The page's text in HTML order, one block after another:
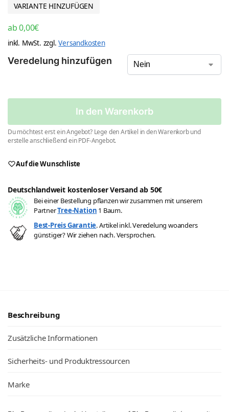
VARIANTE HINZUFÜGEN
ab0,00€
inkl. MwSt. zzgl.Versandkosten
Veredelung hinzufügen
In den Warenkorb
Du möchtest erst ein Angebot? Lege den Artikel in den Warenkorb und
erstelle anschließend ein PDF-Angebot.
Auf die Wunschliste
Deutschlandweit kostenloser Versand ab 50€
Bei einer Bestellung pflanzen wir zusammen mit unserem
PartnerTree-Nation 1 Baum.
Best-Preis Garantie. Artikel inkl. Veredelung woanders
günstiger? Wir ziehen nach. Versprochen.
Beschreibung
Zusätzliche Informationen
Sicherheits- und Produktressourcen
Marke